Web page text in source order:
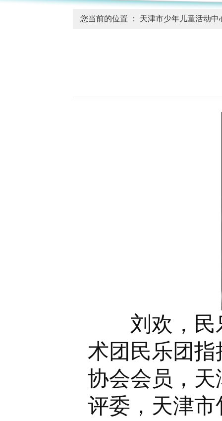
您当前的位置 ： 天津市少年儿童活动中
刘欢，民乐
术团民乐团
协会会员，
评委，天津